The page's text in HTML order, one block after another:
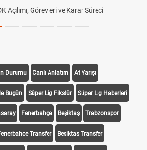
Açılımı, Görevleri ve Karar Süreci
Durumu Canlı Anlatım At Yarışı
Bugün Süper Lig Fikstür Süper Lig Haberleri
Fenerbahçe Beşiktaş Trabzonspor
Transfer Beşiktaş Transfer